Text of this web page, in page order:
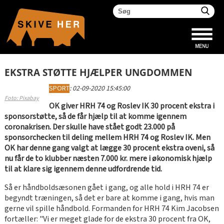
EKSTRA STØTTE HJÆLPER UNGDOMMEN
Foto: Pixabay
SPORT:02-09-2020 15:45:00
OK giver HRH 74 og Roslev IK 30 procent ekstra i
sponsorstøtte, så de får hjælp til at komme igennem
coronakrisen. Der skulle have stået godt 23.000 på
sponsorchecken til deling mellem HRH 74 og Roslev IK. Men
OK har denne gang valgt at lægge 30 procent ekstra oveni, så
nu får de to klubber næsten 7.000 kr. mere i økonomisk hjælp
til at klare sig igennem denne udfordrende tid.
Så er håndboldsæsonen gået i gang, og alle hold i HRH 74 er
begyndt træningen, så det er bare at komme i gang, hvis man
gerne vil spille håndbold. Formanden for HRH 74 Kim Jacobsen
fortæller: "Vi er meget glade for de ekstra 30 procent fra OK,